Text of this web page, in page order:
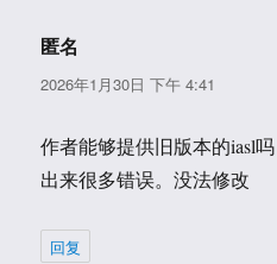
匿名
道：
2026年1月30日 下午 4:41
作者能够提供旧版本的iasl
出来很多错误。没法修改
回复